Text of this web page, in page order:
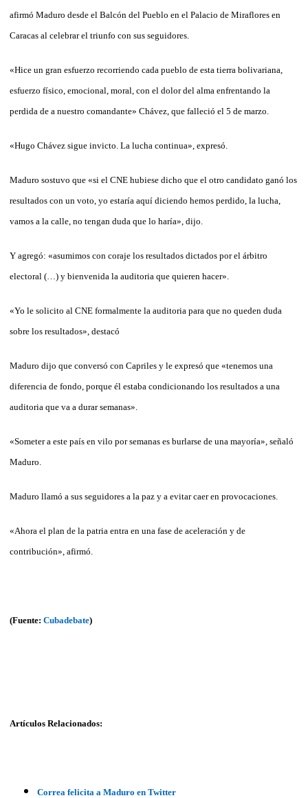
afirmó Maduro desde el Balcón del Pueblo en el Palacio de Miraflores en
Caracas al celebrar el triunfo con sus seguidores.
«Hice un gran esfuerzo recorriendo cada pueblo de esta tierra bolivariana,
esfuerzo físico, emocional, moral, con el dolor del alma enfrentando la
perdida de a nuestro comandante» Chávez, que falleció el 5 de marzo.
«Hugo Chávez sigue invicto. La lucha continua», expresó.
Maduro sostuvo que «si el CNE hubiese dicho que el otro candidato ganó los
resultados con un voto, yo estaría aquí diciendo hemos perdido, la lucha,
vamos a la calle, no tengan duda que lo haría», dijo.
Y agregó: «asumimos con coraje los resultados dictados por el árbitro
electoral (…) y bienvenida la auditoria que quieren hacer».
«Yo le solicito al CNE formalmente la auditoria para que no queden duda
sobre los resultados», destacó
Maduro dijo que conversó con Capriles y le expresó que «tenemos una
diferencia de fondo, porque él estaba condicionando los resultados a una
auditoria que va a durar semanas».
«Someter a este país en vilo por semanas es burlarse de una mayoría», señaló
Maduro.
Maduro llamó a sus seguidores a la paz y a evitar caer en provocaciones.
«Ahora el plan de la patria entra en una fase de aceleración y de
contribución», afirmó.
(Fuente: Cubadebate)
Artículos Relacionados:
Correa felicita a Maduro en Twitter